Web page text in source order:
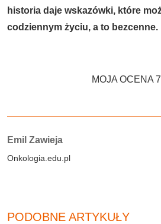
historia daje wskazówki, które
codziennym życiu, a to bezcenne.
MOJA OCENA
Autorzy:
Emil Zawieja
Onkologia.edu.pl
PODOBNE ARTYKUŁY